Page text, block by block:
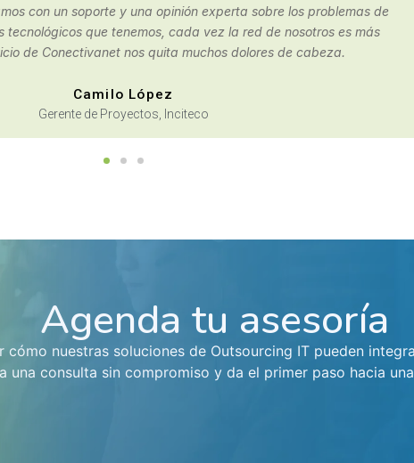
para una consultaría de infraestructura IT, gracias a los buenos
tercerizar nuestra oficina de sistemas con ellos.
Área de Planeación, Arquidiócesis de Bogotá
Agenda tu asesoría
nuestras soluciones de Outsourcing IT pueden
una consulta sin compromiso y da el primer paso hacia